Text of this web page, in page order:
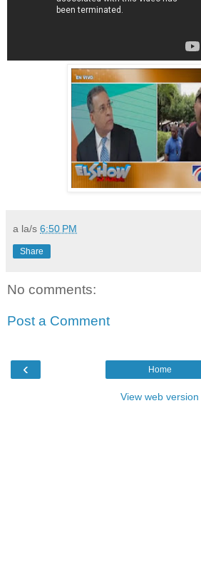
a la/s 6:50 PM
Share
No comments:
Post a Comment
‹ Home
View web version